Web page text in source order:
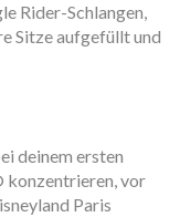
Rider-Schlangen,
Sitze aufgefüllt und
deinem ersten
konzentrieren, vor
Paris